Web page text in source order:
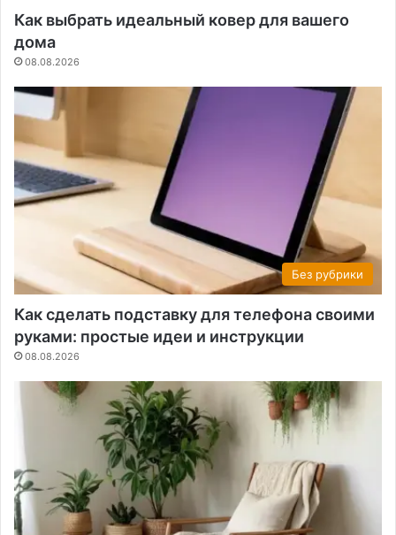
Как выбрать идеальный ковер для вашего
дома
08.08.2026
Без рубрики
Как сделать подставку для телефона своими
руками: простые идеи и инструкции
08.08.2026